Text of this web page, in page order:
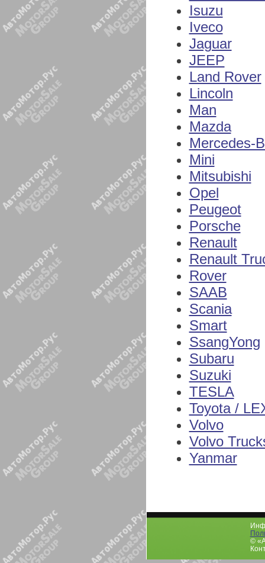
Isuzu
Iveco
Jaguar
JEEP
Land Rover
Lincoln
Man
Mazda
Mercedes-
Mini
Mitsubishi
Opel
Peugeot
Porsche
Renault
Renault
Rover
SAAB
Scania
Smart
SsangYong
Subaru
Suzuki
TESLA
Toyota /
Volvo
Volvo
Yanmar
©